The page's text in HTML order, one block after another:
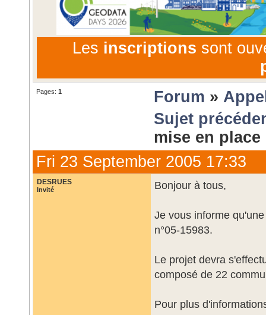
Les inscriptions sont
Pages: 1 Forum »
Sujet
mise en
Fri 23 September 2005 17:33
DESRUES
Invité Bonjour à tous,
Je vous informe
n°05-15983.
Le projet devra
composé de 22
Pour plus